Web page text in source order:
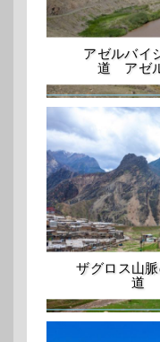
アゼルバイ
道 アゼ
ザグロス山
道